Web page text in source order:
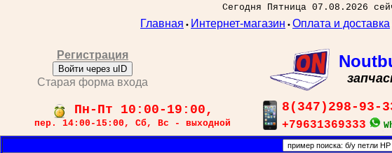
Сегодня Пятница 07.08.2026
Главная • Интернет-магазин • Оплата и доставка
Регистрация
Войти через uID
Старая форма входа
Пн-Пт 10:00-19:00,
пер. 14:00-15:00, Сб, Вс - выходной
8(347)298-93-
+79631369333